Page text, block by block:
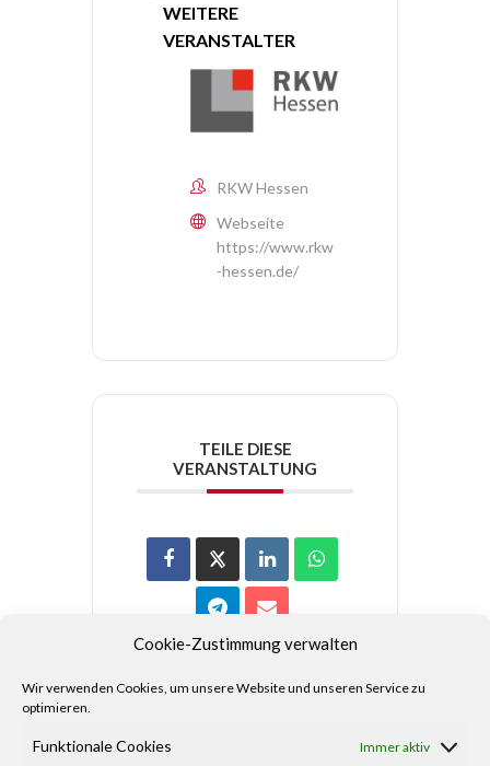
Cookie-Zustimmung verwalten
Wir verwenden Cookies, um unsere Website und unseren Service zu
optimieren.
Funktionale Cookies Immer aktiv
WEITERE
VERANSTALTER
RKW Hessen
Webseite
https://www.rkw
-hessen.de/
TEILE DIESE
VERANSTALTUNG